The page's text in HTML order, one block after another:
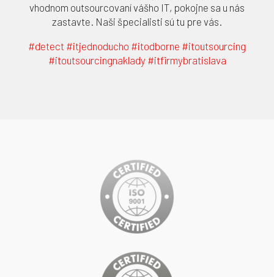
vhodnom outsourcovaní vášho IT, pokojne sa u nás
zastavte. Naši špecialisti sú tu pre vás.
#detect #itjednoducho #itodborne #itoutsourcing
#itoutsourcingnaklady #itfirmybratislava